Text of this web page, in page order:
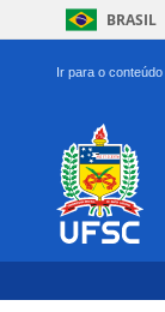
BRASIL
Ir para o conteúdo